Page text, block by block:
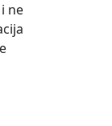
ne